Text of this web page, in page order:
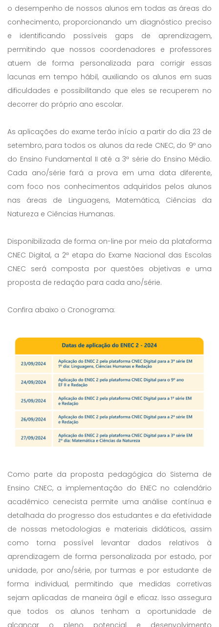
o desempenho de nossos alunos em todas as áreas do
conhecimento, proporcionando um diagnóstico preciso
e identificando possíveis gaps de aprendizagem,
permitindo que nossos coordenadores e professores
atuem de forma personalizada para corrigir essas
lacunas em tempo hábil, auxiliando os alunos em suas
dificuldades e possibilitando que eles se recuperem no
decorrer do próprio ano escolar.
As aplicações do exame terão início a partir do dia 23 de
setembro, para todos os alunos da rede CNEC, do 9º ano
do Ensino Fundamental II até a 3ª série do Ensino Médio.
Cada ano/série fará a prova em uma data diferente,
com foco nos conhecimentos adquiridos pelos alunos
nas áreas de Linguagens, Matemática, Ciências da
Natureza e Ciências Humanas.
Disponibilizada de forma on-line por meio da plataforma
CNEC Digital, a 2ª etapa do Exame Nacional das Escolas
CNEC será composta por questões objetivas e uma
proposta de redação para cada ano/série.
Confira abaixo o Cronograma:
Como parte da proposta pedagógica do Sistema de
Ensino CNEC, a implementação do ENEC no calendário
acadêmico cenecista permite uma análise contínua e
detalhada do progresso dos estudantes e da efetividade
de nossas metodologias e materiais didáticos, assim
como torna possível levantar dados relativos à
aprendizagem de forma personalizada por estado, por
unidade, por ano/série, por turmas e por estudante de
forma individual, permitindo que medidas corretivas
sejam aplicadas de maneira ágil e eficaz. Isso assegura
que todos os alunos tenham a oportunidade de